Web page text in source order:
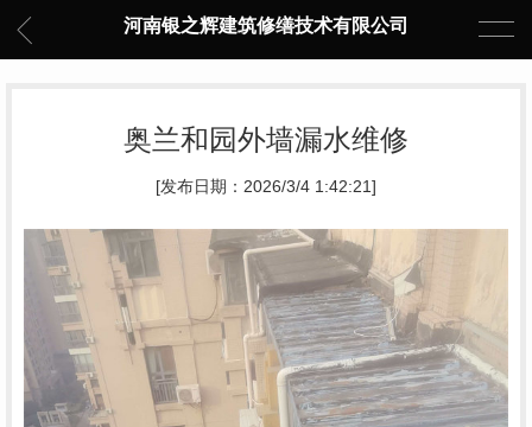
河南银之辉建筑修缮技术有限公司
奥兰和园外墙漏水维修
[发布日期：2026/3/4 1:42:21]